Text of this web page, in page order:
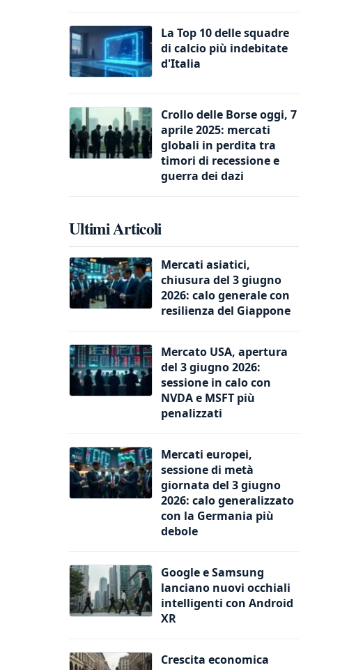
La Top 10 delle squadre
di calcio più indebitate
d'Italia
Crollo delle Borse oggi, 7
aprile 2025: mercati
globali in perdita tra
timori di recessione e
guerra dei dazi
Ultimi Articoli
Mercati asiatici,
chiusura del 3 giugno
2026: calo generale con
resilienza del Giappone
Mercato USA, apertura
del 3 giugno 2026:
sessione in calo con
NVDA e MSFT più
penalizzati
Mercati europei,
sessione di metà
giornata del 3 giugno
2026: calo generalizzato
con la Germania più
debole
Google e Samsung
lanciano nuovi occhiali
intelligenti con Android
XR
Crescita economica